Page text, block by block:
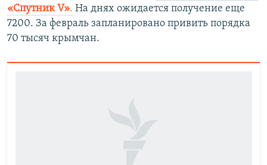
«Спутник V». На днях ожидается получение еще
7200. За февраль запланировано привить порядка
70 тысяч крымчан.